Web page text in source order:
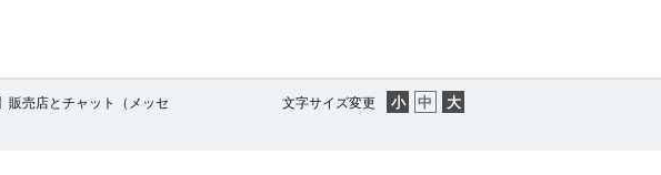
文字サイズ変更
販売店とチャット（メッセ